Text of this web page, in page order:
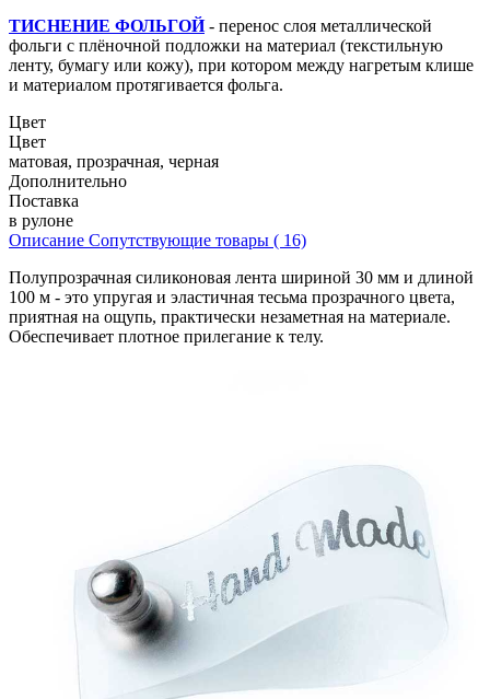
ТИСНЕНИЕ ФОЛЬГОЙ- перенос слоя металлической
фольги с плёночной подложки на материал (текстильную
ленту, бумагу или кожу), при котором между нагретым клише
и материалом протягивается фольга.
Цвет
Цвет
матовая, прозрачная, черная
Дополнительно
Поставка
в рулоне
Описание Сопутствующие товары ( 16)
Полупрозрачная силиконовая лента шириной 30 мм и длиной
100 м - это упругая и эластичная тесьма прозрачного цвета,
приятная на ощупь, практически незаметная на материале.
Обеспечивает плотное прилегание к телу.